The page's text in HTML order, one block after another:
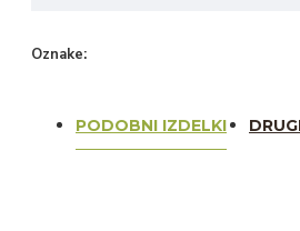
Oznake:
PODOBNI IZDELKI